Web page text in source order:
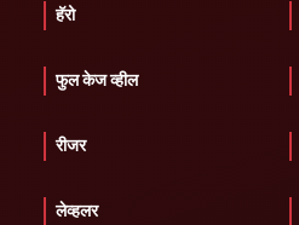
हॅरो
फुल केज व्हील
रीजर
लेव्हलर